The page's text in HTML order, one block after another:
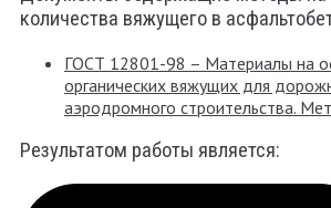
количества вяжущего в
ГОСТ 12801-98 – Материалы на
органических вяжущих для
аэродромного строительства.
Результатом работы является: